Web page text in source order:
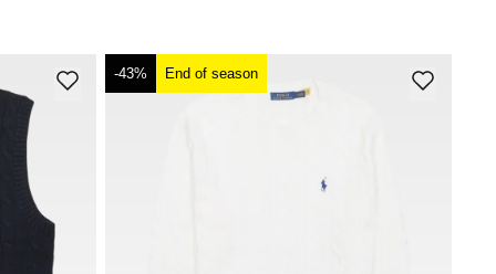
-43% End of season